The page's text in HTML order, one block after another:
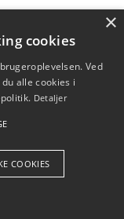
CO2-udslip ×
cookies
Ved
alle cookies i
Detaljer
COOKIES